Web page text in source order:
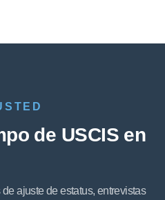
de USCIS en
ajuste de estatus, entrevistas